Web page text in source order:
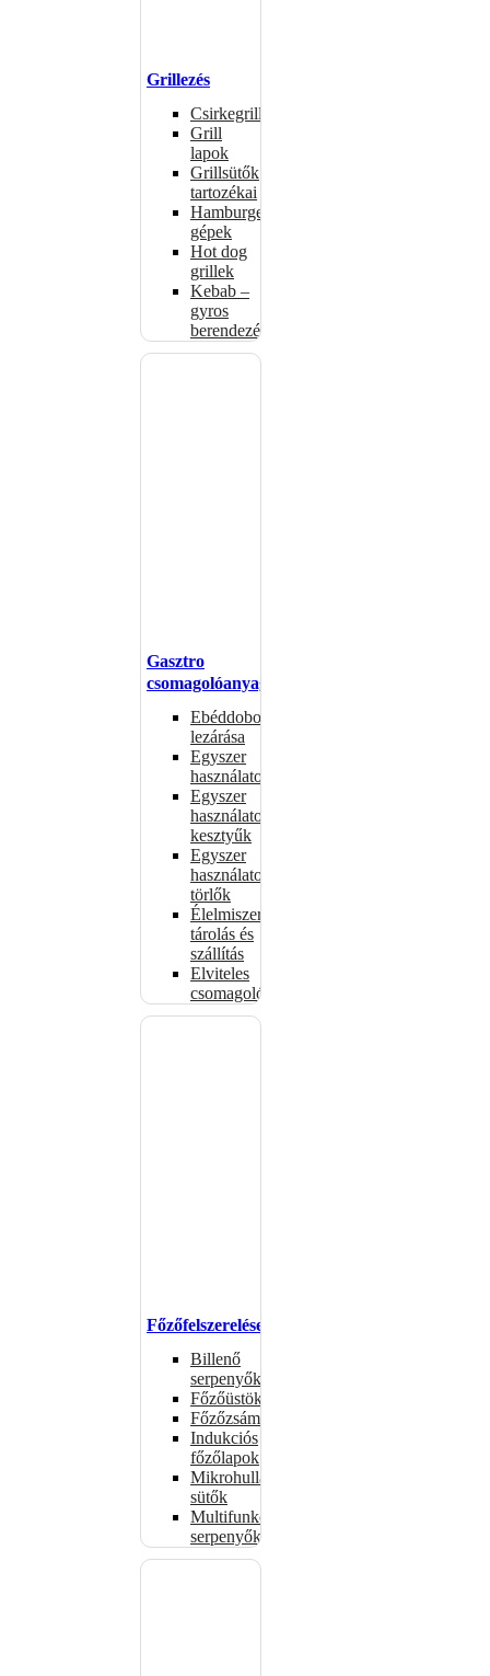
Grillezés
Csirkegrillek
Grill
lapok
Grillsütők
tartozékai
Hamburgerformázó
gépek
Hot dog
grillek
Kebab –
gyros
berendezés
Gasztro
csomagolóanyagok
Ebéddobozok
lezárása
Egyszer
használatos
Egyszer
használatos
kesztyűk
Egyszer
használatos
törlők
Élelmiszer-
tárolás és
szállítás
Elviteles
csomagolóanyagok
Főzőfelszerelések
Billenő
serpenyők
Főzőüstök
Főzőzsámolyok
Indukciós
főzőlapok
Mikrohullámú
sütők
Multifunkciós
serpenyők